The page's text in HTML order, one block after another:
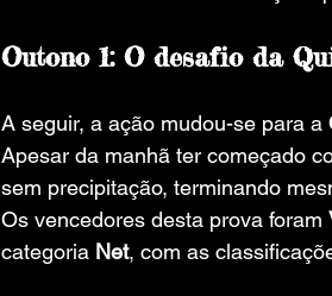
Outono 1: O desafio da
A seguir, a ação mudou-se para a
Apesar da manhã ter começado
sem precipitação, terminando
Os vencedores desta prova foram
categoria Net, com as